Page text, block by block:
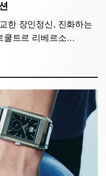
한 장인정신, 진화하는
쿨트르 리베르소